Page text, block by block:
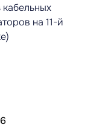
кабельных
на 11-й